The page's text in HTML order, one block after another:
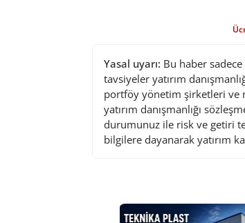
Yasal uyarı: Bu haber
tavsiyeler yatırım
portföy yönetim şirketleri ve
yatırım danışmanlığı
durumunuz ile risk ve getiri
bilgilere dayanarak yatırım